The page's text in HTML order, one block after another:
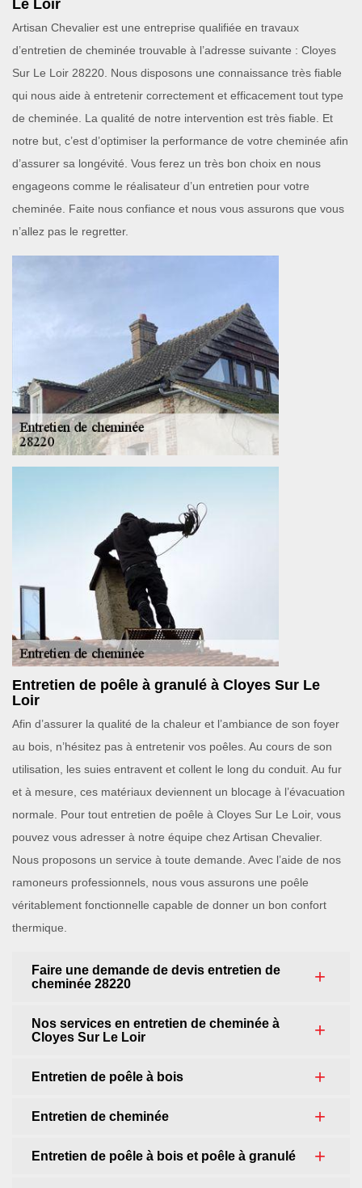
Le Loir
Artisan Chevalier est une entreprise qualifiée en travaux
d’entretien de cheminée trouvable à l’adresse suivante : Cloyes
Sur Le Loir 28220. Nous disposons une connaissance très fiable
qui nous aide à entretenir correctement et efficacement tout type
de cheminée. La qualité de notre intervention est très fiable. Et
notre but, c’est d’optimiser la performance de votre cheminée afin
d’assurer sa longévité. Vous ferez un très bon choix en nous
engageons comme le réalisateur d’un entretien pour votre
cheminée. Faite nous confiance et nous vous assurons que vous
n’allez pas le regretter.
Entretien de poêle à granulé à Cloyes Sur Le
Loir
Afin d’assurer la qualité de la chaleur et l’ambiance de son foyer
au bois, n’hésitez pas à entretenir vos poêles. Au cours de son
utilisation, les suies entravent et collent le long du conduit. Au fur
et à mesure, ces matériaux deviennent un blocage à l’évacuation
normale. Pour tout entretien de poêle à Cloyes Sur Le Loir, vous
pouvez vous adresser à notre équipe chez Artisan Chevalier.
Nous proposons un service à toute demande. Avec l’aide de nos
ramoneurs professionnels, nous vous assurons une poêle
véritablement fonctionnelle capable de donner un bon confort
thermique.
Faire une demande de devis entretien de
cheminée 28220
Nos services en entretien de cheminée à
Cloyes Sur Le Loir
Entretien de poêle à bois
Entretien de cheminée
Entretien de poêle à bois et poêle à granulé